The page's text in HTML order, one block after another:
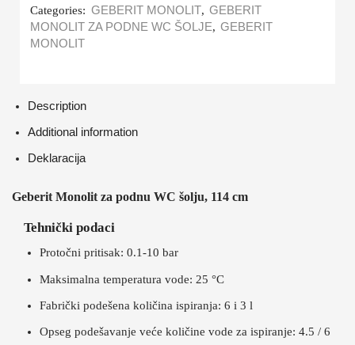
Categories: GEBERIT MONOLIT, GEBERIT
MONOLIT ZA PODNE WC ŠOLJE, GEBERIT
MONOLIT
Description
Additional information
Deklaracija
Geberit Monolit za podnu WC šolju, 114 cm
Tehnički podaci
Protočni pritisak: 0.1-10 bar
Maksimalna temperatura vode: 25 °C
Fabrički podešena količina ispiranja: 6 i 3 l
Opseg podešavanje veće količine vode za ispiranje: 4.5 / 6